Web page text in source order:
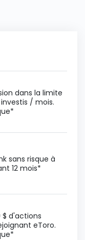
dans la limite
/ mois.
sans risque à
12 mois*
$ d'actions
eToro.